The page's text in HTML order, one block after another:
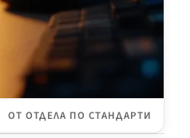
ОТ ОТДЕЛА ПО СТАНДАРТИ